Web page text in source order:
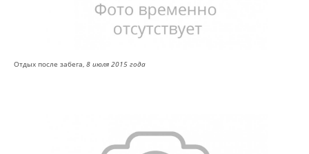
Отдых после забега, 8 июля 2015 года